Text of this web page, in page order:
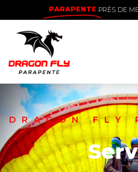
PARAPENTE PRÈS DE
DRAGON FLY